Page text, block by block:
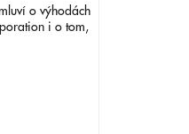
o výhodách
i o tom,